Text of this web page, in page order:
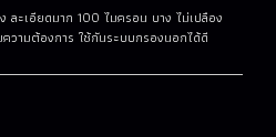
ะเอียดมาก 100 ไมครอน บาง ไม่เปลือง
วามต้องการ ใช้กันระบบกรองนอกได้ดี